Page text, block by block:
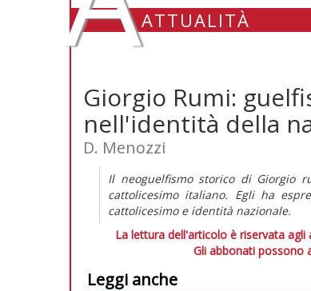
ATTUALITÀ
Giorgio Rumi:
nell'identità della
D. Menozzi
Il neoguelfismo storico di Giorgio
cattolicesimo italiano. Egli ha
cattolicesimo e identità nazionale.
La lettura dell'articolo è riservata agli
Gli abbonati possono
Leggi anche